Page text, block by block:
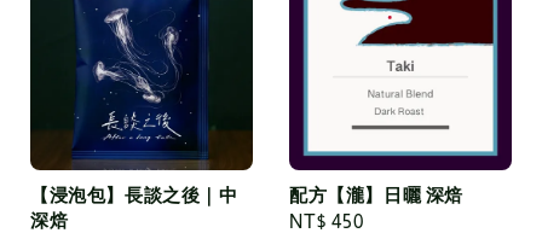
【浸泡包】長談之後｜中
深焙
配方【瀧】日曬 深焙
Regular
NT$ 450